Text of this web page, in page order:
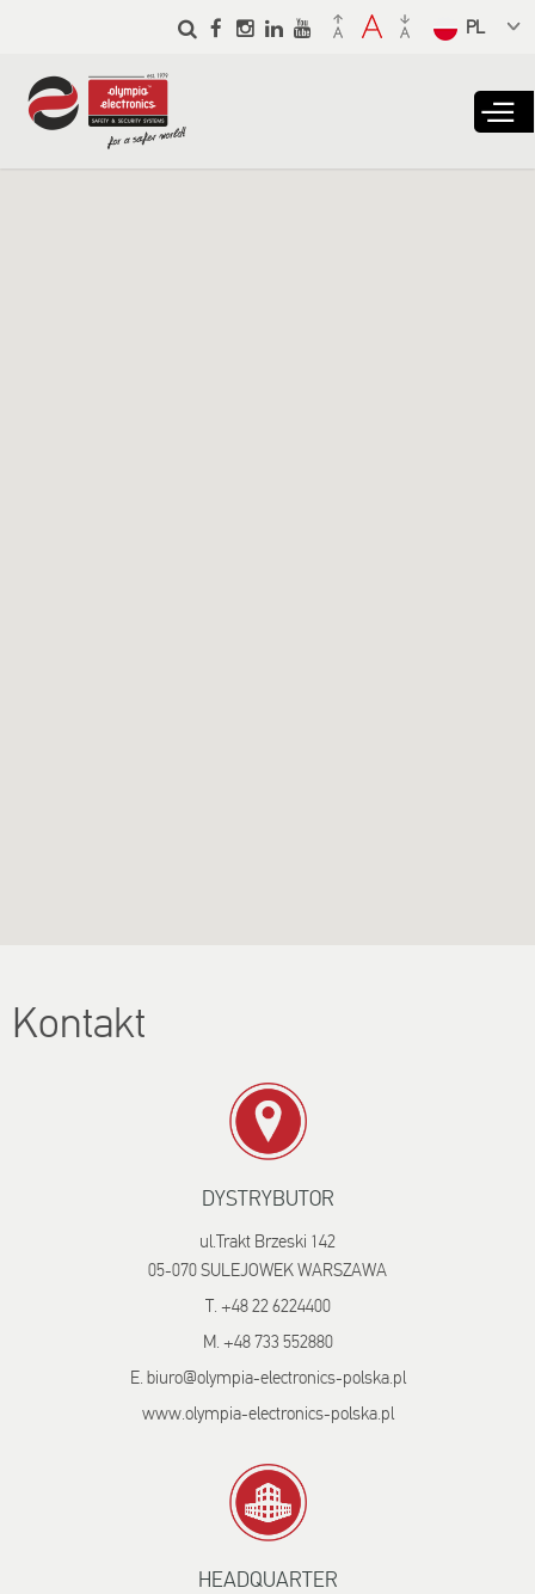
Skip to
main
from the
dropdown
to translate
Kontakt
DYSTRYBUTOR
ul.Trakt Brzeski 142
05-070 SULEJOWEK WARSZAWA
T. +48 22 6224400
M. +48 733 552880
E. biuro@olympia-electronics-polska.pl
www.olympia-electronics-polska.pl
HEADQUARTER